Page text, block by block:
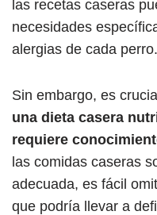
las recetas caseras
necesidades
alergias de cada perro.
Sin embargo, es
una dieta casera
requiere
las comidas caseras
adecuada, es fácil
que podría llevar a